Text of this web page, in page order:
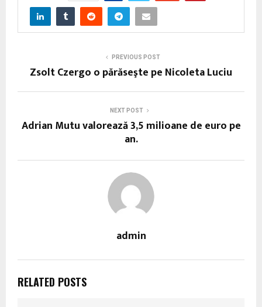
PREVIOUS POST
Zsolt Czergo o părăseşte pe Nicoleta Luciu
NEXT POST
Adrian Mutu valorează 3,5 milioane de euro pe
an.
admin
RELATED POSTS